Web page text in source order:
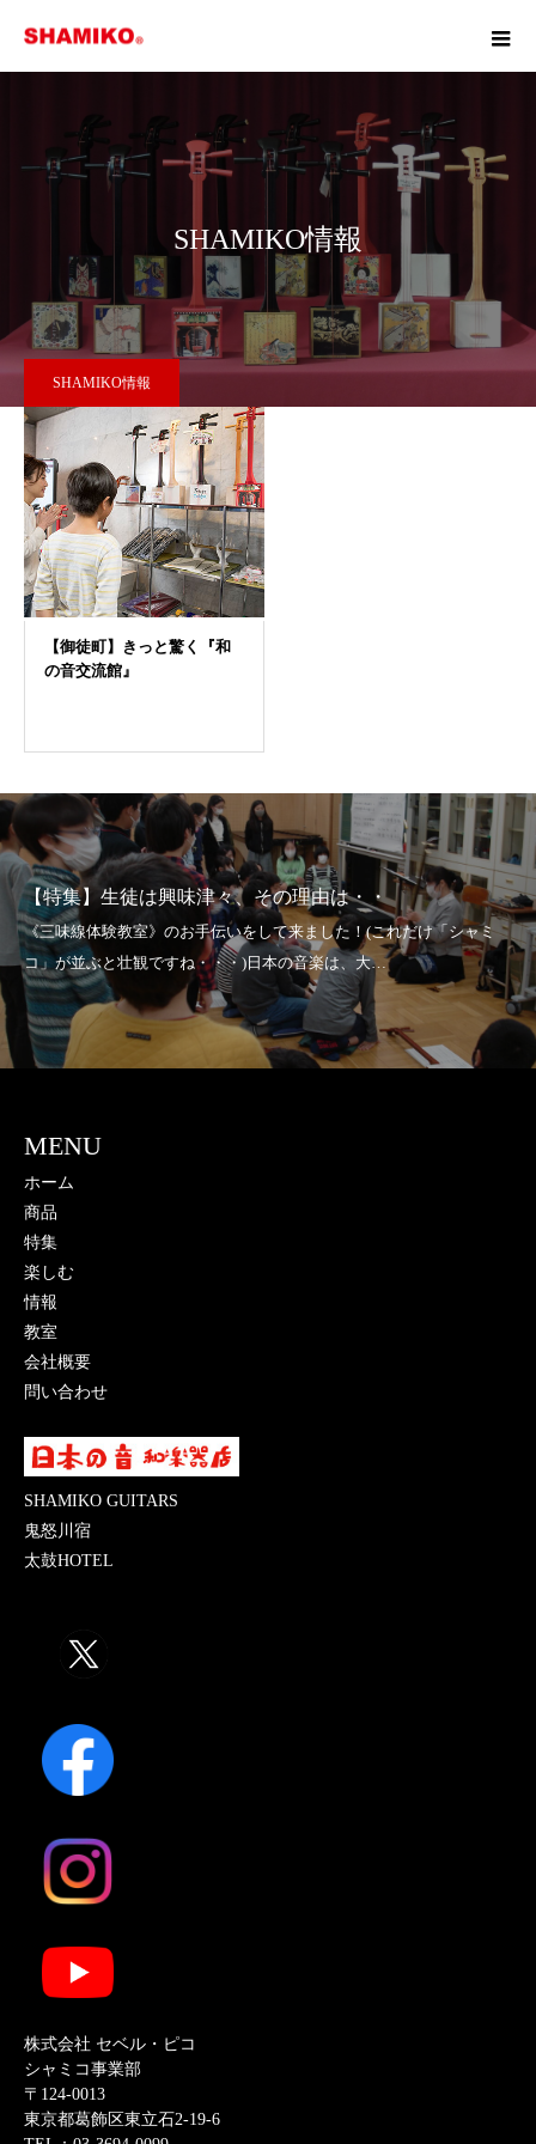
SHAMIKO情報
SHAMIKO情報
【特集】生徒は興味津々、その理由は・・
MENU
ホーム
商品
特集
楽しむ
情報
教室
会社概要
問い合わせ
SHAMIKO GUITARS
鬼怒川宿
太鼓HOTEL
株式会社 セベル・ピコ
シャミコ事業部
〒124-0013
東京都葛飾区東立石2-19-6